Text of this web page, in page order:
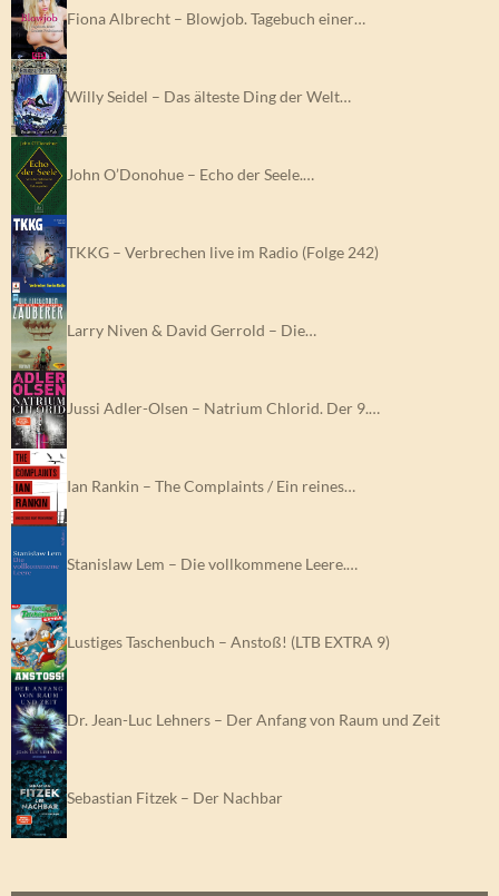
Fiona Albrecht – Blowjob. Tagebuch einer…
Willy Seidel – Das älteste Ding der Welt…
John O’Donohue – Echo der Seele.…
TKKG – Verbrechen live im Radio (Folge 242)
Larry Niven & David Gerrold – Die…
Jussi Adler-Olsen – Natrium Chlorid. Der 9.…
Ian Rankin – The Complaints / Ein reines…
Stanislaw Lem – Die vollkommene Leere.…
Lustiges Taschenbuch – Anstoß! (LTB EXTRA 9)
Dr. Jean-Luc Lehners – Der Anfang von Raum und Zeit
Sebastian Fitzek – Der Nachbar